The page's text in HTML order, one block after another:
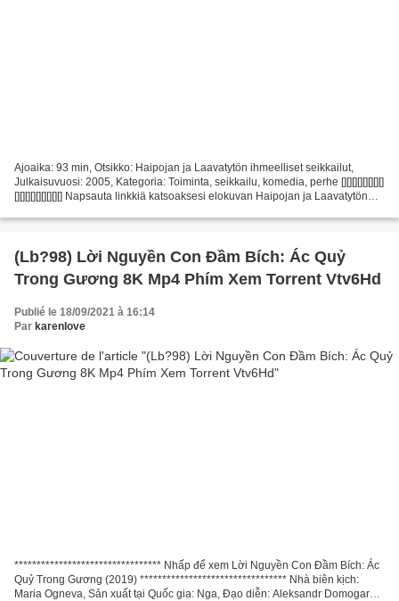
Ajoaika: 93 min, Otsikko: Haipojan ja Laavatytön ihmeelliset seikkailut,
Julkaisuvuosi: 2005, Kategoria: Toiminta, seikkailu, komedia, perhe [][][][][][][][]
[][][][][][][][][] Napsauta linkkiä katsoaksesi elokuvan Haipojan ja Laavatytön
(Lb?98) Lời Nguyền Con Đầm Bích: Ác Quỷ
Trong Gương 8K Mp4 Phím Xem Torrent Vtv6Hd
Publié le 18/09/2021 à 16:14
Par karenlove
********************************* Nhấp để xem Lời Nguyền Con Đầm Bích: Ác
Quỷ Trong Gương (2019) ********************************* Nhà biên kịch:
Maria Ogneva, Sản xuất tại Quốc gia: Nga, Đạo diễn: Aleksandr Domogarov,